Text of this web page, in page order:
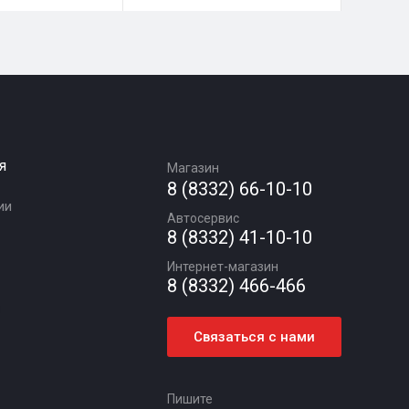
Магазин
8 (8332) 66-10-10
Автосервис
8 (8332) 41-10-10
Интернет-магазин
8 (8332) 466-466
Связаться с нами
Пишите